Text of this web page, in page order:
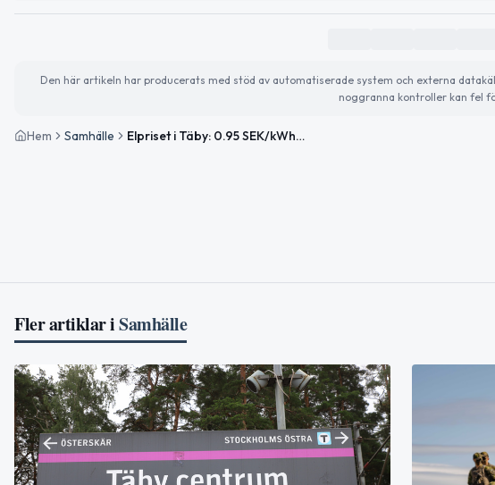
Den här artikeln har producerats med stöd av automatiserade system och externa
noggranna kontroller kan fel
Hem Samhälle Elpriset i Täby: 0.95 SEK/kWh idag, 0.66 SEK/kWh imorgon
Fler artiklar iSamhälle